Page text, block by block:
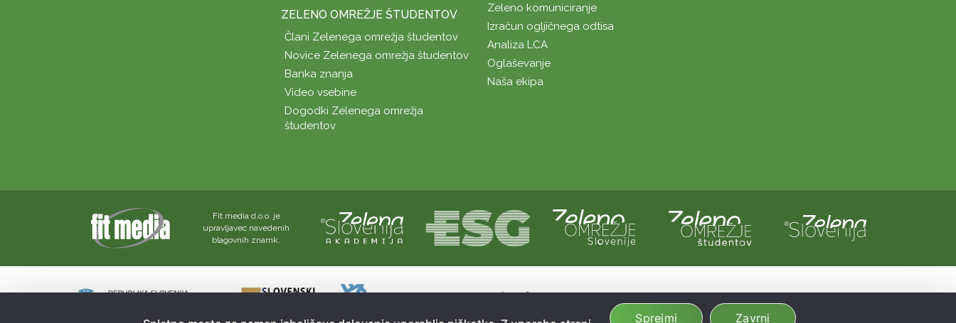
ZELENO OMREŽJE ŠTUDENTOV
Člani Zelenega omrežja študentov
Novice Zelenega omrežja študentov
Banka znanja
Video vsebine
Dogodki Zelenega omrežja
študentov
Zeleno komuniciranje
Izračun ogljičnega odtisa
Analiza LCA
Oglaševanje
Naša ekipa
Fit media d.o.o. je
upravljavec navedenih
blagovnih znamk.
Naložbo sofinancirata Republika Slovenija in Evropska unija iz evropskega sklada za regionalni razvoj.
Sofinanciranje spletne strani je bilo pridobljeno preko Vavčerja za digitalni marketing.
Sprejmi Zavrni